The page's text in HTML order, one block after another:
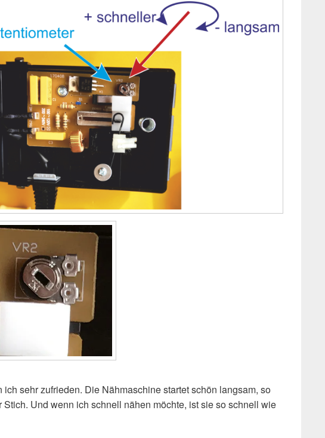
ich sehr zufrieden. Die Nähmaschine startet schön langsam, so
Stich. Und wenn ich schnell nähen möchte, ist sie so schnell wie